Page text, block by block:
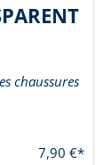
chaussures
7,90 €*